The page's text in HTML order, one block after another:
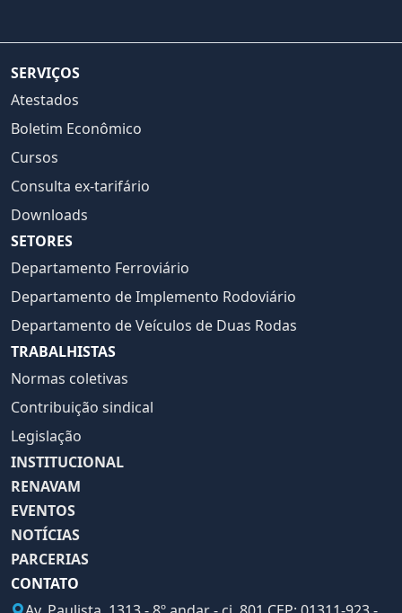
SERVIÇOS
Atestados
Boletim Econômico
Cursos
Consulta ex-tarifário
Downloads
SETORES
Departamento Ferroviário
Departamento de Implemento Rodoviário
Departamento de Veículos de Duas Rodas
TRABALHISTAS
Normas coletivas
Contribuição sindical
Legislação
INSTITUCIONAL
RENAVAM
EVENTOS
NOTÍCIAS
PARCERIAS
CONTATO